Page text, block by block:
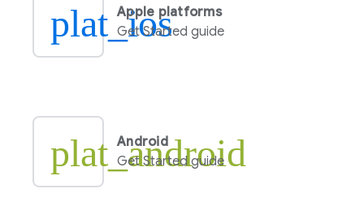
plat_ios
Apple platforms
Get Started guide
plat_android
Android
Get Started guide